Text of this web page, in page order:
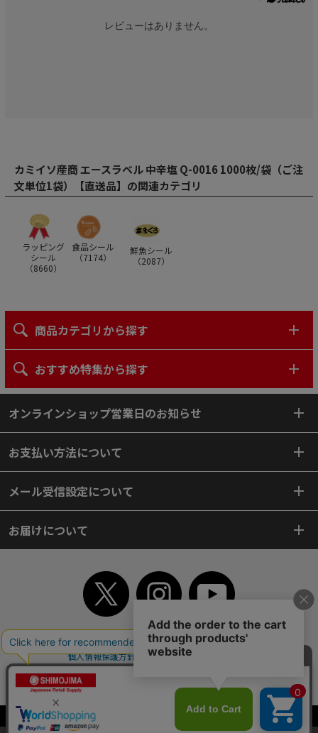
当サイトはクッキー（Cookie）を使用しています。Cookieの使用に同意いた
レビューはありません。
カミイソ産商 エースラベル 中辛塩 Q-0016 1000枚/袋（ご注
文単位1袋）【直送品】の関連カテゴリ
ラッピング
シール
（8660）
食品シール
（7174）
鮮魚シール
（2087）
商品カテゴリから探す
おすすめ特集から探す
オンラインショップ営業日のお知らせ
お支払い方法について
メール受信設定について
お届けについて
TOP 初めてご利用のお客様へ ご利用案内
ご利用規約
個人情報保護方針
特定商取引法
よくあるご質問
お問い合わせ
サイトマップ
Copyright© 2018 SHIMOJIMA Co.,Ltd. All Rights Reserved.